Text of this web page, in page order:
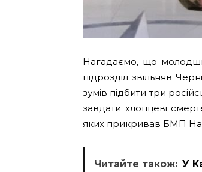
Нагадаємо, що
підрозділ звільняв
зумів підбити три
завдати хлопцеві
яких прикривав БМП
Читайте також: У